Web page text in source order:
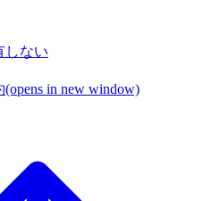
しない
(opens in new window)